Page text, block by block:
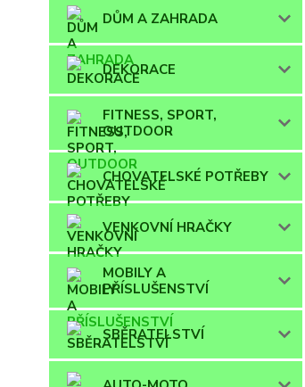
DŮM A ZAHRADA
DEKORACE
FITNESS, SPORT,
OUTDOOR
CHOVATELSKÉ POTŘEBY
VENKOVNÍ HRAČKY
MOBILY A
PŘÍSLUŠENSTVÍ
SBĚRATELSTVÍ